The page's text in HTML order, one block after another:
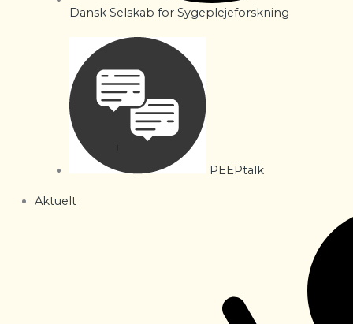
Dansk Selskab for Sygeplejeforskning
PEEPtalk
Aktuelt